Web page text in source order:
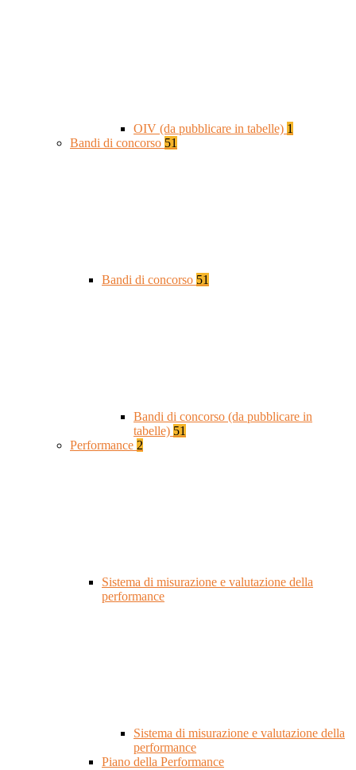
OIV (da pubblicare in tabelle) 1
Bandi di concorso 51
Bandi di concorso 51
Bandi di concorso (da pubblicare in
tabelle) 51
Performance 2
Sistema di misurazione e valutazione della
performance
Sistema di misurazione e valutazione della
performance
Piano della Performance